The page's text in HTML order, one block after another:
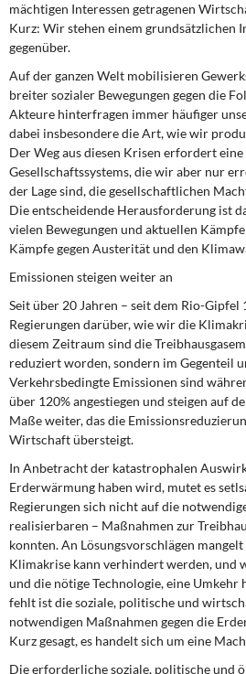
Eurokrise und Griechenland
DIE LINKE
Weitere Themen
Memo-Gruppe
Institut Solidarische Moderne
Rosa-Luxemburg-Stiftung
Über mich
Kontakt
mächtigen Interessen getragenen
Kurz: Wir stehen einem grundsätzlichen
gegenüber.
Auf der ganzen Welt mobilisieren
breiter sozialer Bewegungen gegen die
Akteure hinterfragen immer häufiger
dabei insbesondere die Art, wie wir
Der Weg aus diesen Krisen erfordert
Gesellschaftssystems, die wir aber nur
der Lage sind, die gesellschaftlichen
Die entscheidende Herausforderung ist
vielen Bewegungen und aktuellen
Kämpfe gegen Austerität und den
Emissionen steigen weiter an
Seit über 20 Jahren – seit dem Rio-Gipfel
Regierungen darüber, wie wir die
diesem Zeitraum sind die
reduziert worden, sondern im Gegenteil
Verkehrsbedingte Emissionen sind
über 120% angestiegen und steigen auf
Maße weiter, das die
Wirtschaft übersteigt.
In Anbetracht der katastrophalen
Erderwärmung haben wird, mutet es
Regierungen sich nicht auf die
realisierbaren – Maßnahmen zur
konnten. An Lösungsvorschlägen
Klimakrise kann verhindert werden, und
und die nötige Technologie, eine Umkehr
fehlt ist die soziale, politische und
notwendigen Maßnahmen gegen die
Kurz gesagt, es handelt sich um eine
Die erforderliche soziale, politische und